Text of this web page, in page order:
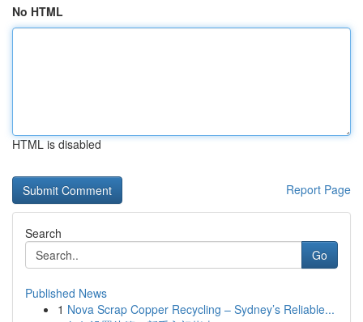
No HTML
HTML is disabled
Report Page
Search
Go
Published News
1 Nova Scrap Copper Recycling – Sydney’s Reliable...